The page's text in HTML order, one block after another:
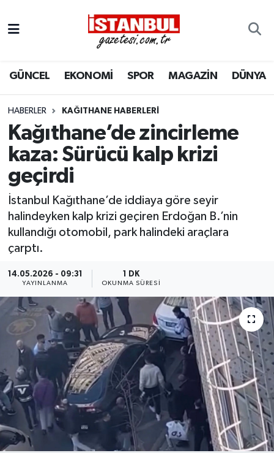
GÜNCEL EKONOMİ SPOR MAGAZİN DÜNYA
HABERLER KAĞITHANE HABERLERI
Kağıthane’de zincirleme
kaza: Sürücü kalp krizi
geçirdi
İstanbul Kağıthane’de iddiaya göre seyir
halindeyken kalp krizi geçiren Erdoğan B.’nin
kullandığı otomobil, park halindeki araçlara
çarptı.
14.05.2026 - 09:31
YAYINLANMA
1 DK
OKUNMA SÜRESI
EKONOMİ
İSTANBUL
DÜNYA
SPOR
MAGAZİN
KÜLTÜR SANAT
BİLİM VE TEKNOLOJİ
OTOMOBİL
KURUMSAL
Nöbetçi Eczaneler
Hava Durumu
Trafik Durumu
Süper Lig Puan Durumu ve Fikstür
Tüm Manşetler
Son Dakika Haberleri
Haber Arşivi